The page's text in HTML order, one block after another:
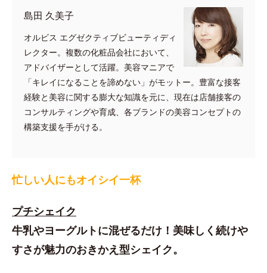
島田 久美子
オルビス エグゼクティブビューティディ
レクター。複数の化粧品会社において、
アドバイザーとして活躍。美容マニアで
「キレイになることを諦めない」がモットー。豊富な接客
経験と美容に関する膨大な知識を元に、現在は店舗接客の
コンサルティングや育成、各ブランドの美容コンセプトの
構築支援を手がける。
忙しい人にもオイシイ一杯
プチシェイク
牛乳やヨーグルトに混ぜるだけ！美味しく続けや
すさが魅力のおきかえ型シェイク。